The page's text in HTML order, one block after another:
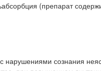
(препарат
сознания